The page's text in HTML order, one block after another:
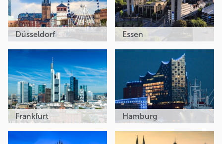
Düsseldorf Essen
Frankfurt Hamburg